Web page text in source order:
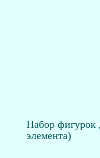
Набор фигурок
элемента)